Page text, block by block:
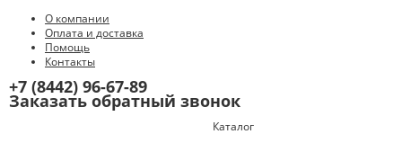
О компании
Оплата и доставка
Помощь
Контакты
+7 (8442) 96-67-89
Заказать обратный звонок
Каталог